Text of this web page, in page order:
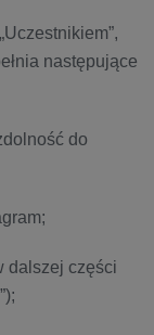
następujące
do
dalszej części